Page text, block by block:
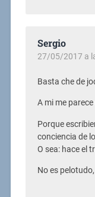
Sergio
27/05/2017 a
Basta che de
A mi me
Porque
conciencia de
O sea: hace el
No es